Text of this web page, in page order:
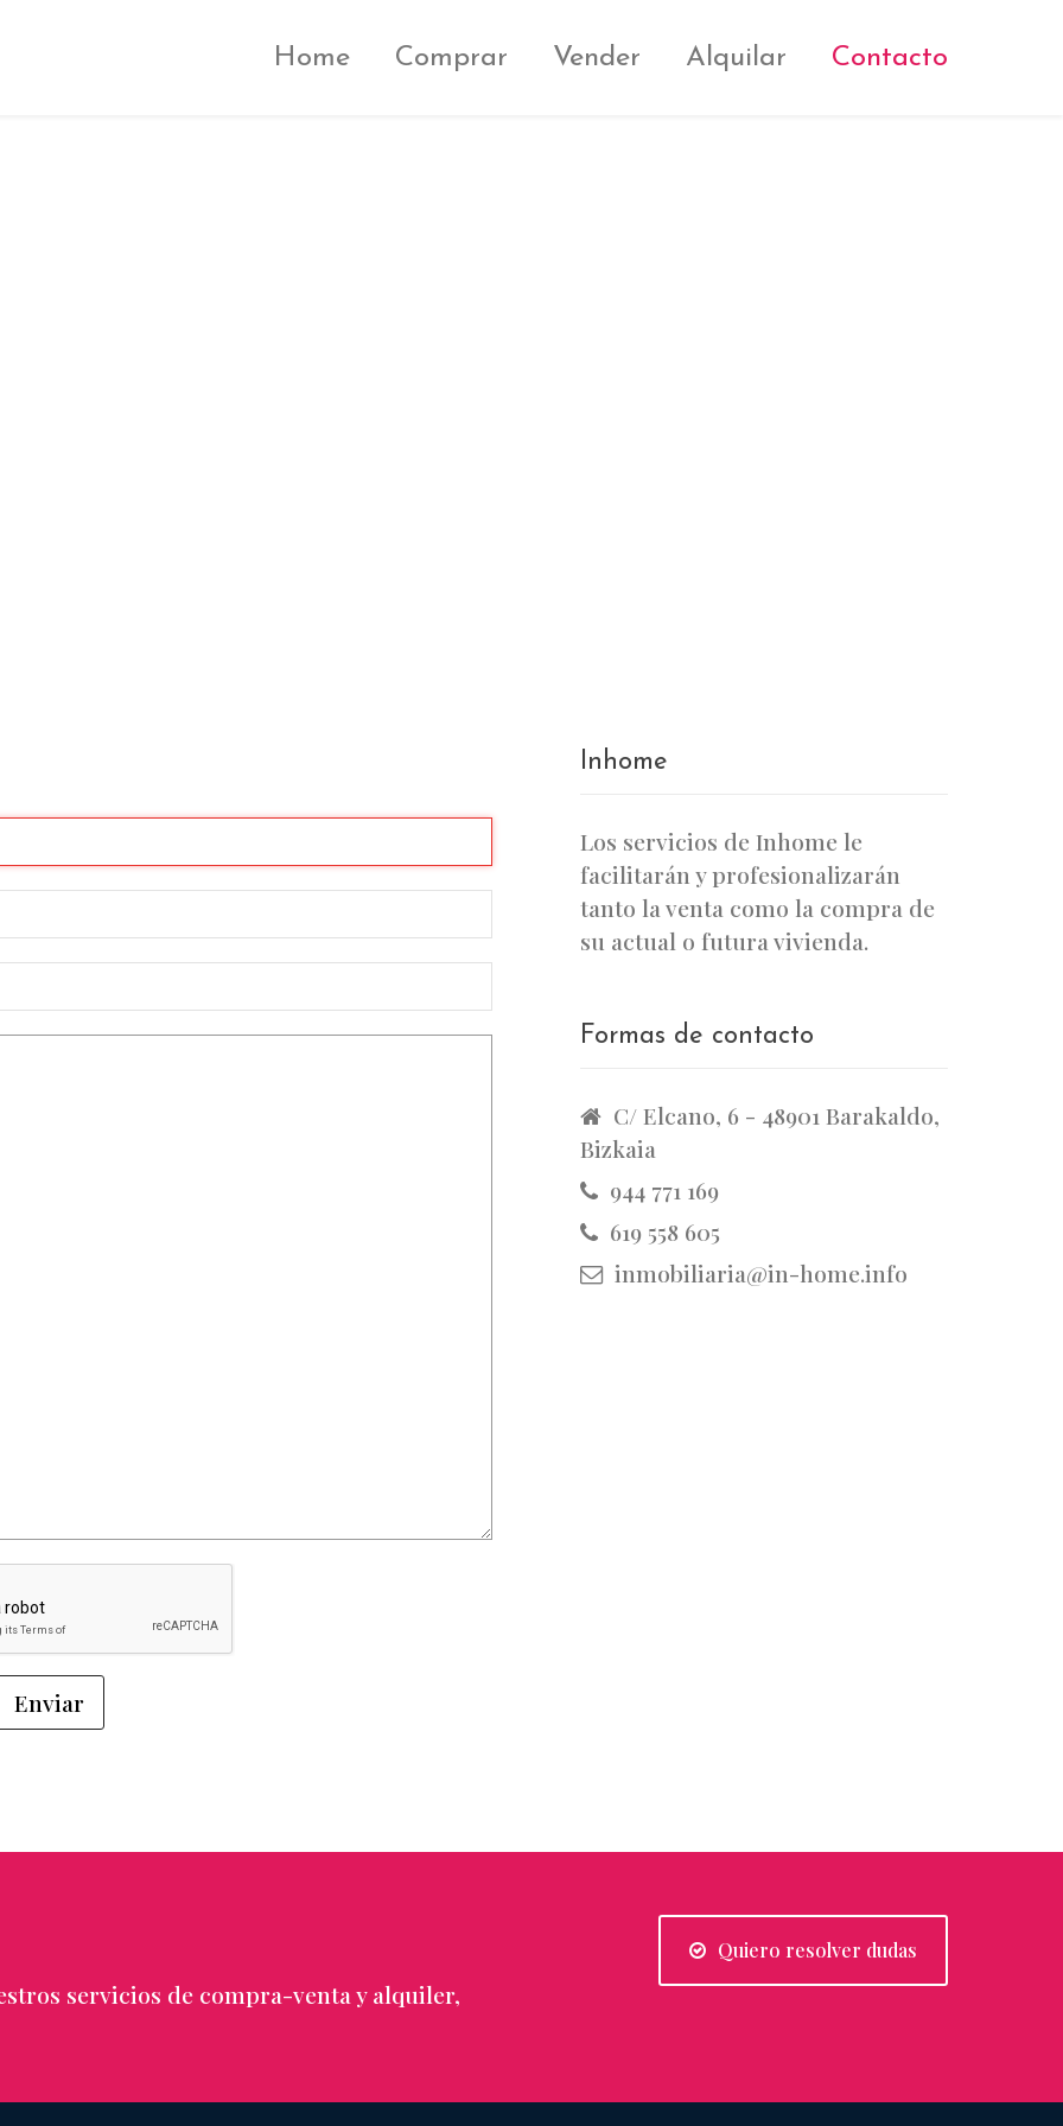
Home Comprar Vender Alquilar Contacto
Inhome
Los servicios de Inhome le
facilitarán y profesionalizarán
tanto la venta como la compra de
su actual o futura vivienda.
Formas de contacto
C/ Elcano, 6 - 48901 Barakaldo,
Bizkaia
944 771 169
619 558 605
inmobiliaria@in-home.info
servicios de compra-venta y alquiler,
Quiero resolver dudas